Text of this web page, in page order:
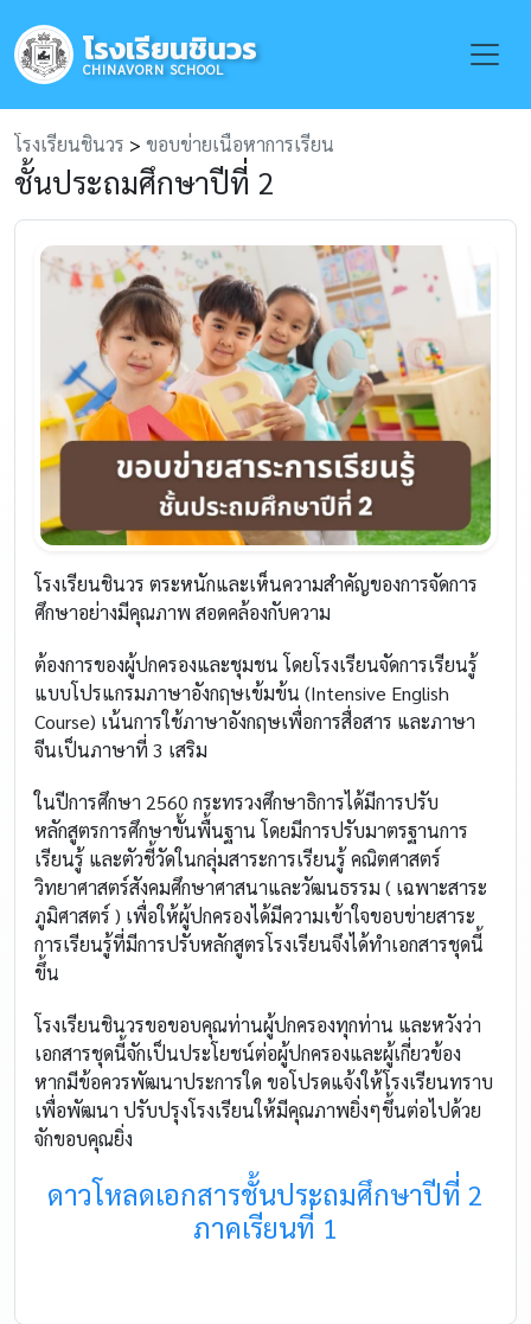
โรงเรียนชินวร
CHINAVORN SCHOOL
โรงเรียนชินวร > ขอบข่ายเนื้อหาการเรียน
ชั้นประถมศึกษาปีที่ 2
โรงเรียนชินวร ตระหนักและเห็นความสำคัญของการจัดการ
ศึกษาอย่างมีคุณภาพ สอดคล้องกับความ
ต้องการของผู้ปกครองและชุมชน โดยโรงเรียนจัดการเรียนรู้
แบบโปรแกรมภาษาอังกฤษเข้มข้น (Intensive English
Course) เน้นการใช้ภาษาอังกฤษเพื่อการสื่อสาร และภาษา
จีนเป็นภาษาที่ 3 เสริม
ในปีการศึกษา 2560 กระทรวงศึกษาธิการได้มีการปรับ
หลักสูตรการศึกษาขั้นพื้นฐาน โดยมีการปรับมาตรฐานการ
เรียนรู้ และตัวชี้วัดในกลุ่มสาระการเรียนรู้ คณิตศาสตร์
วิทยาศาสตร์สังคมศึกษาศาสนาและวัฒนธรรม ( เฉพาะสาระ
ภูมิศาสตร์ ) เพื่อให้ผู้ปกครองได้มีความเข้าใจขอบข่ายสาระ
การเรียนรู้ที่มีการปรับหลักสูตรโรงเรียนจึงได้ทำเอกสารชุดนี้
ขึ้น
โรงเรียนชินวรขอขอบคุณท่านผู้ปกครองทุกท่าน และหวังว่า
เอกสารชุดนี้จักเป็นประโยชน์ต่อผู้ปกครองและผู้เกี่ยวข้อง
หากมีข้อควรพัฒนาประการใด ขอโปรดแจ้งให้โรงเรียนทราบ
เพื่อพัฒนา ปรับปรุงโรงเรียนให้มีคุณภาพยิ่งๆขึ้นต่อไปด้วย
จักขอบคุณยิ่ง
ดาวโหลดเอกสารชั้นประถมศึกษาปีที่ 2
ภาคเรียนที่ 1